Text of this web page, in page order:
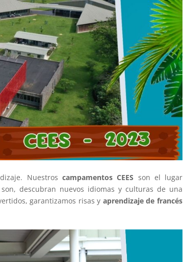
Nuestros campamentos CEES son el lugar
descubran nuevos idiomas y culturas de una
garantizamos risas y aprendizaje de francés